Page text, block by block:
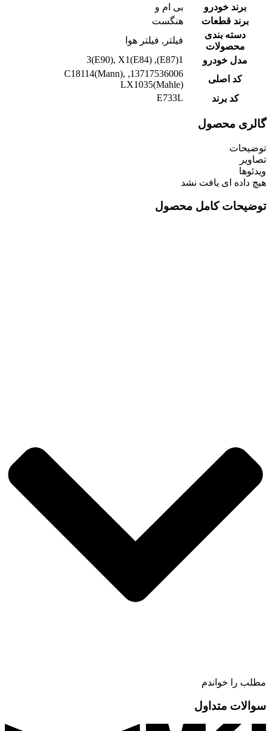
برند خودرو
بی ام و
برند قطعات
هنگست
دسته بندی
محصولات
فیلتر, فیلتر هوا
مدل خودرو
1(E87), 3(E90), X1(E84)
کد اصلی
13717536006, C18114(Mann),
LX1035(Mahle)
کد برند
E733L
گالری محصول
توضیحات
تصاویر
ویدئوها
هیچ داده ای یافت نشد
توضیحات کامل محصول
مطلب را خواندم
سوالات متداول